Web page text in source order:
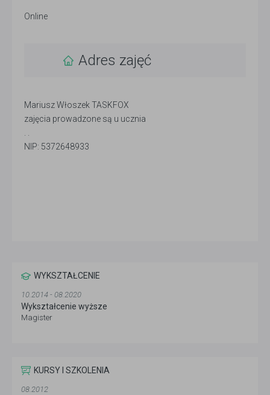
Online
Adres zajęć
Mariusz Włoszek TASKFOX
zajęcia prowadzone są u ucznia
. .
NIP: 5372648933
WYKSZTAŁCENIE
10.2014 - 08.2020
Wykształcenie wyższe
Magister
KURSY I SZKOLENIA
08.2012